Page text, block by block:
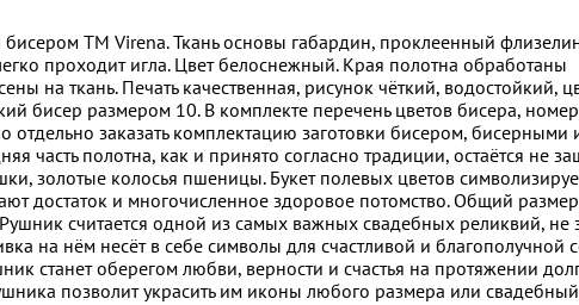
ТМ Virena. Ткань основы габардин, проклеенный
проходит игла. Цвет белоснежный. Края полотна обработаны
на ткань. Печать качественная, рисунок чёткий, водостойкий,
бисер размером 10. В комплекте перечень цветов бисера,
отдельно заказать комплектацию заготовки бисером, бисерными
часть полотна, как и принято согласно традиции, остаётся не
золотые колосья пшеницы. Букет полевых цветов
достаток и многочисленное здоровое потомство. Общий
считается одной из самых важных свадебных реликвий, не
на нём несёт в себе символы для счастливой и благополучной
станет оберегом любви, верности и счастья на протяжении
позволит украсить им иконы любого размера или